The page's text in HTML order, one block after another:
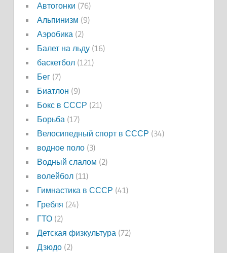
Автогонки (76)
Альпинизм (9)
Аэробика(2)
Балет на льду(16)
баскетбол(121)
Бег(7)
Биатлон (9)
Бокс в СССР (21)
Борьба(17)
Велосипедный спорт в СССР (34)
водное поло(3)
Водный слалом (2)
волейбол(11)
Гимнастика в СССР (41)
Гребля (24)
ГТО(2)
Детская физкультура(72)
Дзюдо(2)